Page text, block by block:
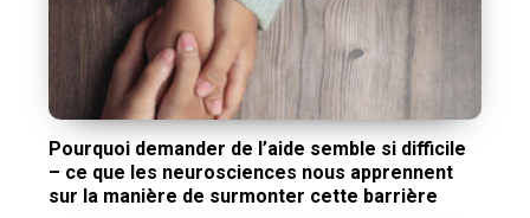
Pourquoi demander de l’aide semble si difficile
– ce que les neurosciences nous apprennent
sur la manière de surmonter cette barrière